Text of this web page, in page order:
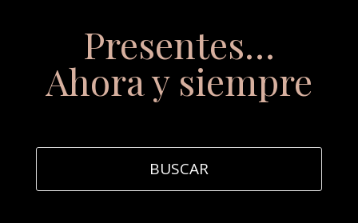
Presentes…
Ahora y siempre